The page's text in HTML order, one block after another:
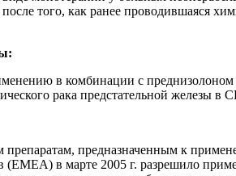
того, как ранее проводившаяся
в комбинации с преднизолоном
рака предстательной железы
предназначенным к
(ЕМЕА) в марте 2005 г. разрешило